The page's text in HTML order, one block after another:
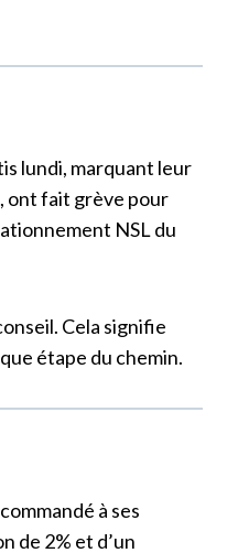
lundi, marquant leur
ont fait grève pour
NSL du
Cela signifie
étape du chemin.
à ses
de 2% et d’un